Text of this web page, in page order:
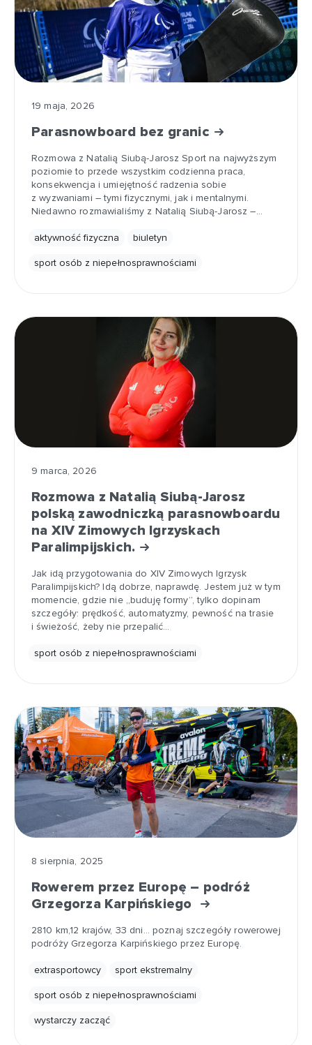
19 maja, 2026
Parasnowboard bez granic
Rozmowa z Natalią Siubą-Jarosz Sport na najwyższym
poziomie to przede wszystkim codzienna praca,
konsekwencja i umiejętność radzenia sobie
z wyzwaniami – tymi fizycznymi, jak i mentalnymi.
Niedawno rozmawialiśmy z Natalią Siubą-Jarosz –…
aktywność fizyczna biuletyn
sport osób z niepełnosprawnościami
9 marca, 2026
Rozmowa z Natalią Siubą-Jarosz
polską zawodniczką parasnowboardu
na XIV Zimowych Igrzyskach
Paralimpijskich.
Jak idą przygotowania do XIV Zimowych Igrzysk
Paralimpijskich? Idą dobrze, naprawdę. Jestem już w tym
momencie, gdzie nie „buduję formy”, tylko dopinam
szczegóły: prędkość, automatyzmy, pewność na trasie
i świeżość, żeby nie przepalić…
sport osób z niepełnosprawnościami
8 sierpnia, 2025
Rowerem przez Europę – podróż
Grzegorza Karpińskiego
2810 km,12 krajów, 33 dni... poznaj szczegóły rowerowej
podróży Grzegorza Karpińskiego przez Europę.
extrasportowcy sport ekstremalny
sport osób z niepełnosprawnościami
wystarczy zacząć